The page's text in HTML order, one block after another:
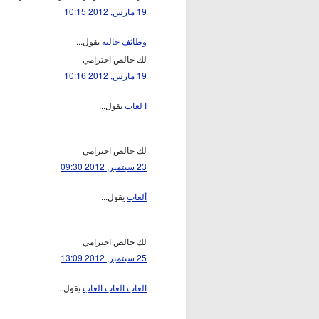
19 مارس, 2012 10:15
وظائف خاليةيقول...
لك خالص احترامي
19 مارس, 2012 10:16
ا لعابيقول...
لك خالص احترامي
23 سبتمبر, 2012 09:30
ألعابيقول...
لك خالص احترامي
25 سبتمبر, 2012 13:09
العاب العاب العابيقول...